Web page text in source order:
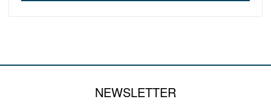
NEWSLETTER